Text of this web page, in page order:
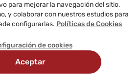
para mejorar la navegación del sitio,
y colaborar con nuestros estudios para
configurarlas. Políticas de Cookies
de cookies
Aceptar